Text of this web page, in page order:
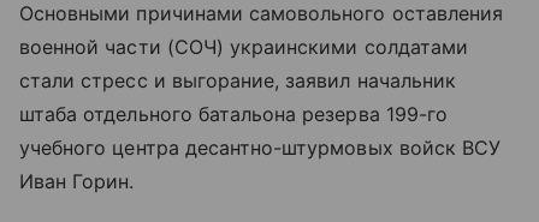
Основными причинами самовольного оставления
военной части (СОЧ) украинскими солдатами
стали стресс и выгорание, заявил начальник
штаба отдельного батальона резерва 199-го
учебного центра десантно-штурмовых войск ВСУ
Иван Горин.